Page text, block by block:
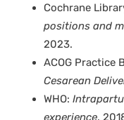
Cochrane
positions and
2023.
ACOG Practice
Cesarean
WHO:
experience.